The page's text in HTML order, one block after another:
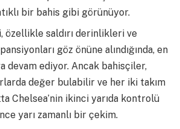
bir bahis gibi görünüyor.
özellikle saldırı derinlikleri ve
göz önüne alındığında, en
devam ediyor. Ancak bahisçiler,
değer bulabilir ve her iki takım
Chelsea’nin ikinci yarıda kontrolü
yarı zamanlı bir çekim.